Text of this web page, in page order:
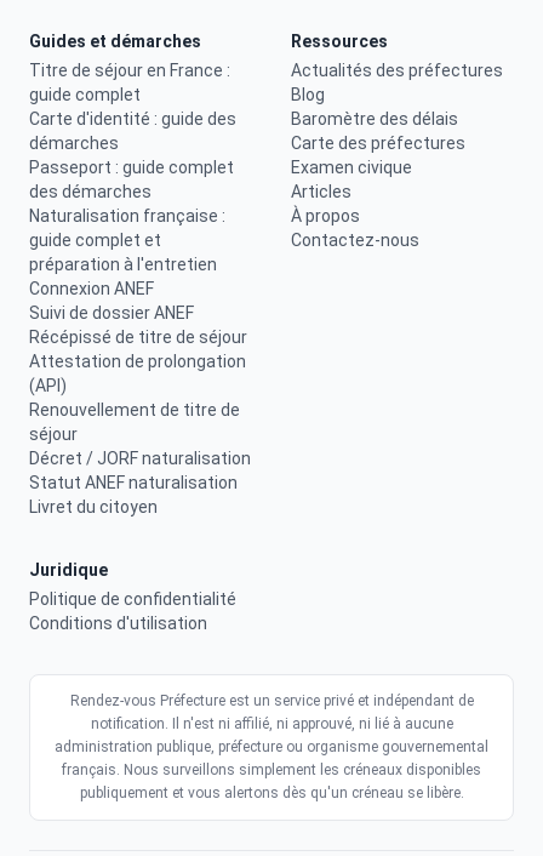
Guides et démarches
Titre de séjour en France :
guide complet
Carte d'identité : guide des
démarches
Passeport : guide complet
des démarches
Naturalisation française :
guide complet et
préparation à l'entretien
Connexion ANEF
Suivi de dossier ANEF
Récépissé de titre de séjour
Attestation de prolongation
(API)
Renouvellement de titre de
séjour
Décret / JORF naturalisation
Statut ANEF naturalisation
Livret du citoyen
Ressources
Actualités des préfectures
Blog
Baromètre des délais
Carte des préfectures
Examen civique
Articles
À propos
Contactez-nous
Juridique
Politique de confidentialité
Conditions d'utilisation
Rendez-vous Préfecture est un service privé et indépendant de
notification. Il n'est ni affilié, ni approuvé, ni lié à aucune
administration publique, préfecture ou organisme gouvernemental
français. Nous surveillons simplement les créneaux disponibles
publiquement et vous alertons dès qu'un créneau se libère.